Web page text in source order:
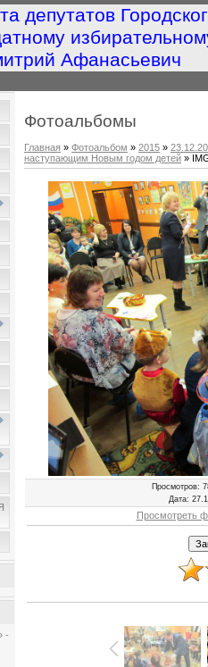
депутатов
Афанасьевич
-
Фотоальбомы
Главная » Фотоальбом » 2015 »
наступающим Новым годом детей »
Просмотров:
Дата:
Просмотреть